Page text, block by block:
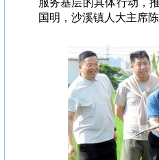
服务基层的具体行动，
国明，沙溪镇人大主席